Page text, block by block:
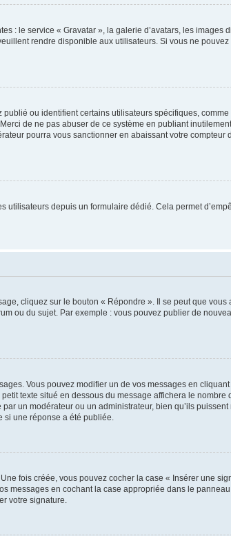
: le service « Gravatar », la galerie d’avatars, les images
rendre disponible aux utilisateurs. Si vous ne
ou identifient certains utilisateurs spécifiques, comme
de ne pas abuser de ce système en publiant
pourra vous sanctionner en abaissant votre compteur
depuis un formulaire dédié. Cela permet
cliquez sur le bouton « Répondre ». Il se peut que vous
ou du sujet. Par exemple : vous pouvez publier de
Vous pouvez modifier un de vos messages en
texte situé en dessous du message affichera le nombre
un modérateur ou un administrateur, bien qu’ils
une réponse a été publiée.
fois créée, vous pouvez cocher la case « Insérer une
messages en cochant la case appropriée dans le
votre signature.